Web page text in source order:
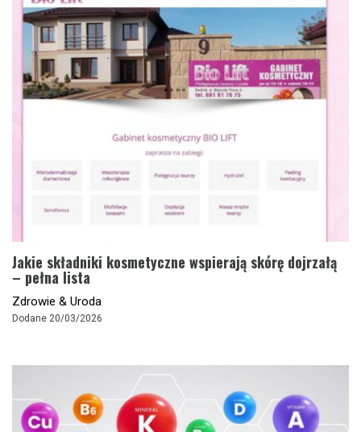
Jakie składniki kosmetyczne wspierają skórę dojrzałą
– pełna lista
Zdrowie & Uroda
Dodane 20/03/2026